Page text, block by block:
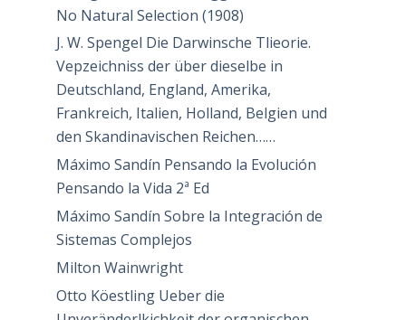
No Natural Selection (1908)
J. W. Spengel Die Darwinsche Tlieorie.
Vepzeichniss der über dieselbe in
Deutschland, England, Amerika,
Frankreich, Italien, Holland, Belgien und
den Skandinavischen Reichen……
Máximo Sandín Pensando la Evolución
Pensando la Vida 2ª Ed
Máximo Sandín Sobre la Integración de
Sistemas Complejos
Milton Wainwright
Otto Köestling Ueber die